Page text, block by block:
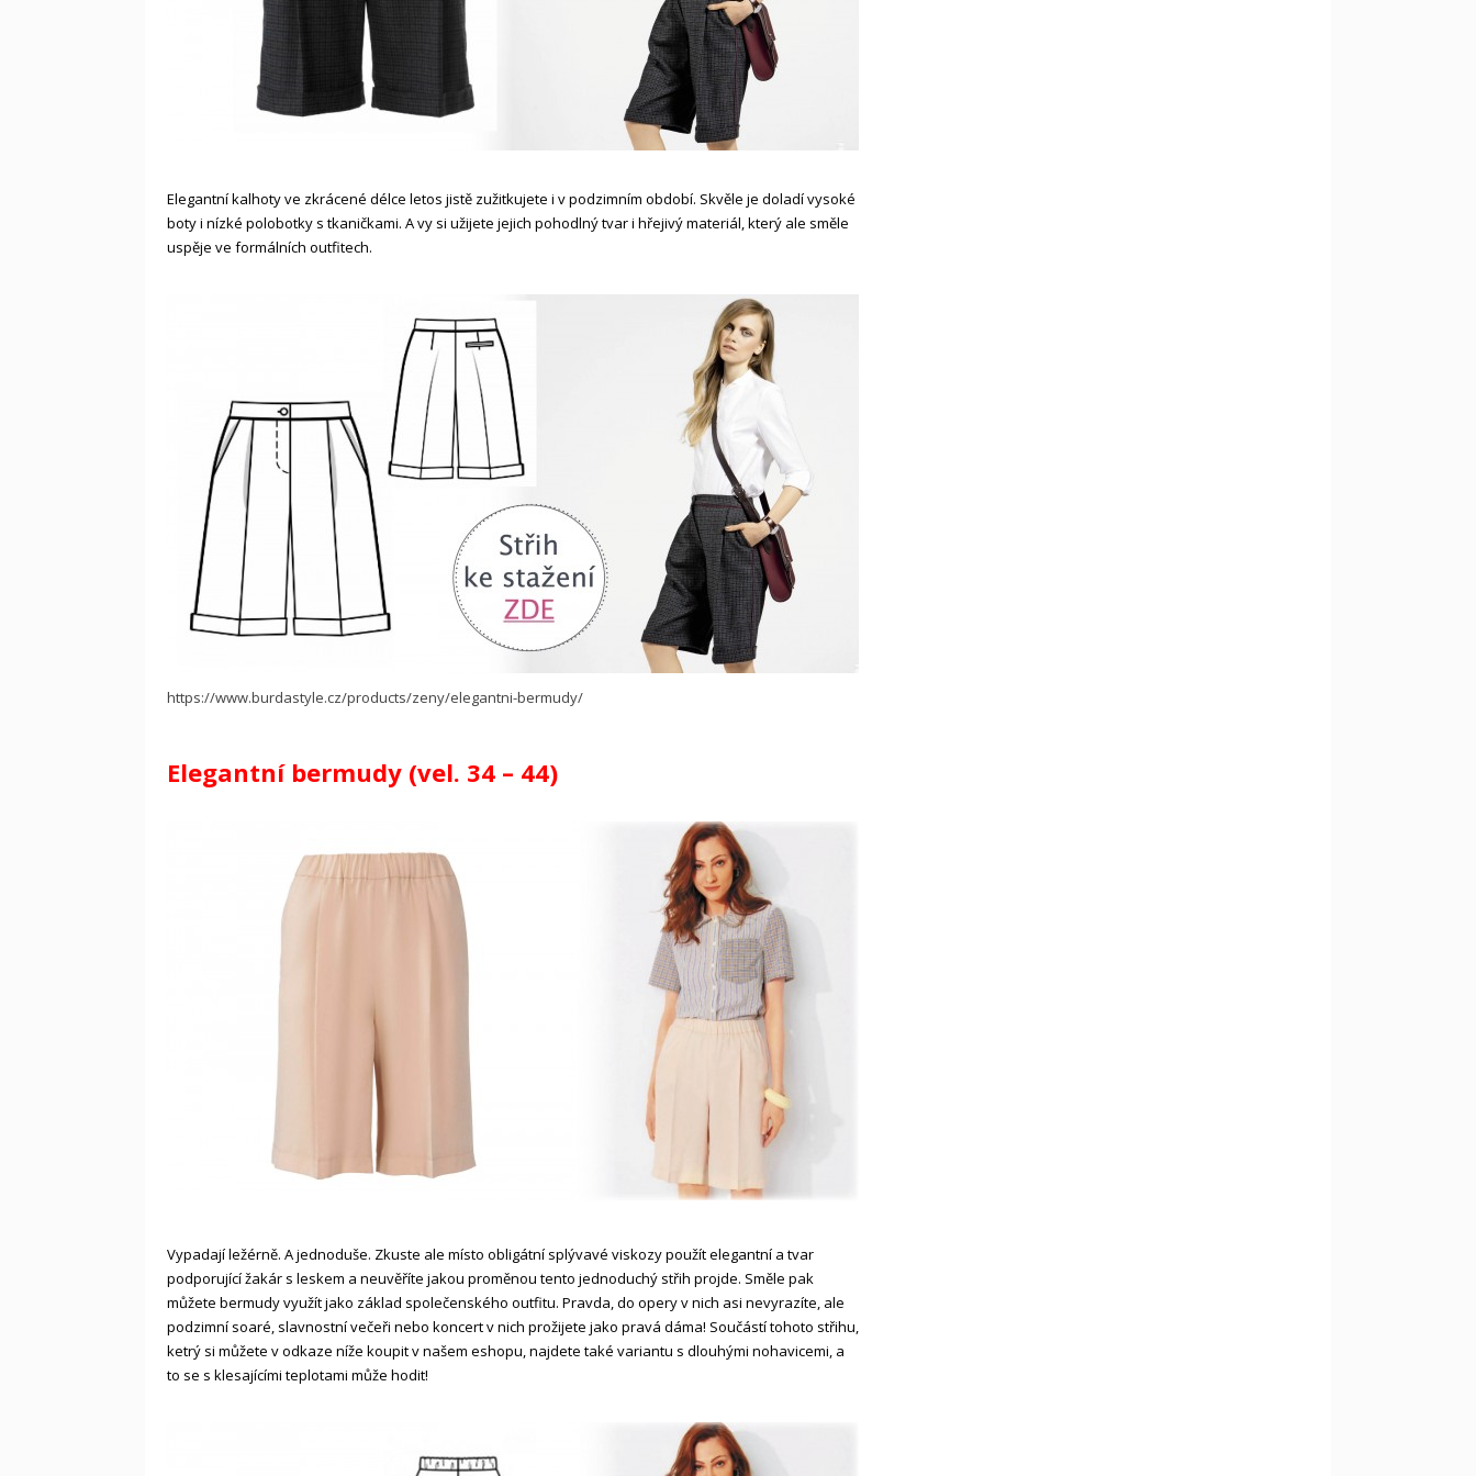
Elegantní kalhoty ve zkrácené délce letos jistě zužitkujete i v podzimním období. Skvěle je doladí vysoké
boty i nízké polobotky s tkaničkami. A vy si užijete jejich pohodlný tvar i hřejivý materiál, který ale směle
uspěje ve formálních outfitech.
https://www.burdastyle.cz/products/zeny/elegantni-bermudy/
Elegantní bermudy (vel. 34 – 44)
Vypadají ležérně. A jednoduše. Zkuste ale místo obligátní splývavé viskozy použít elegantní a tvar
podporující žakár s leskem a neuvěříte jakou proměnou tento jednoduchý střih projde. Směle pak
můžete bermudy využít jako základ společenského outfitu. Pravda, do opery v nich asi nevyrazíte, ale
podzimní soaré, slavnostní večeři nebo koncert v nich prožijete jako pravá dáma! Součástí tohoto střihu,
ketrý si můžete v odkaze níže koupit v našem eshopu, najdete také variantu s dlouhými nohavicemi, a
to se s klesajícími teplotami může hodit!